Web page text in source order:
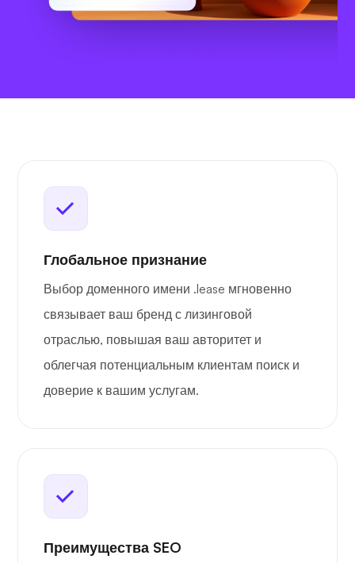
Глобальное признание
Выбор доменного имени .lease мгновенно
связывает ваш бренд с лизинговой
отраслью, повышая ваш авторитет и
облегчая потенциальным клиентам поиск и
доверие к вашим услугам.
Преимущества SEO